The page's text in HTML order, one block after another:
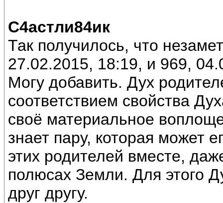
С4астли84ик
Так получилось, что
27.02.2015, 18:19, и 969,
Могу добавить. Дух
соответствием свойства
своё материальное
знает пару, которая может
этих родителей вместе,
полюсах Земли. Для этого
друг другу.